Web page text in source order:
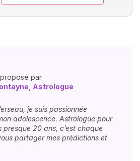
par
Astrologue
je suis passionnée
adolescence. Astrologue pour
20 ans, c’est chaque
partager mes prédictions et